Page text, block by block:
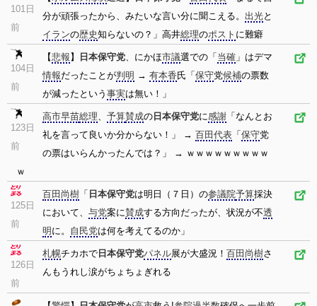
101日
前
分が頑張ったから、みたいな言い分に聞こえる。 出光と
イランの歴史知らないの？」高井総理のポスト に難癖
104日
前
【悲報 】 日本保守党、にかほ市議選での「 当確 」はデマ
情報だったことが判明 → 有本香氏「 保守党候補の票数
が減ったという 事実は無い！」
123日
前
高市早苗総理、 予算賛成の 日本保守党に感謝 「なんとお
礼を言って良いか分からない！」 → 百田代表 「 保守党
の票はいらんかったんでは？」 → ｗｗｗｗｗｗｗｗｗ
ｗ
125日
前
百田尚樹 「 日本保守党は明日（７日）の参議院予算採決
において、 与党案に賛成する方向だったが、状況が不透
明 に。 自民党は何を考えてるのか」
126日
前
札幌チカホで 日本保守党パネル展が大盛況！ 百田尚樹さ
んもうれし涙がちょちょぎれる